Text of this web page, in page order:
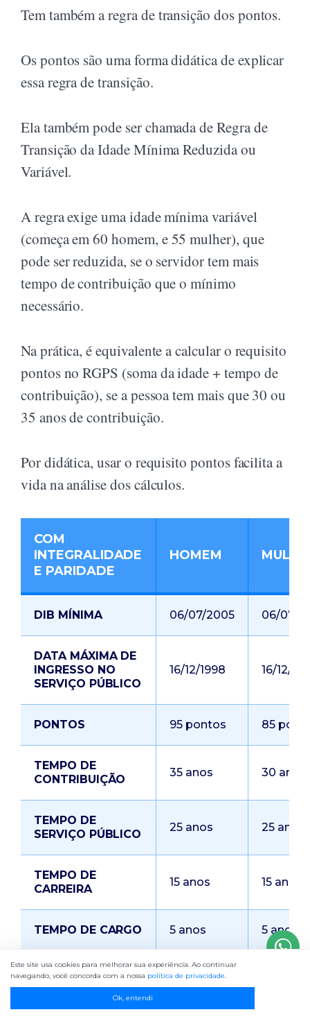
Tem também a regra de transição dos pontos.
Os pontos são uma forma didática de explicar
essa regra de transição.
Ela também pode ser chamada de Regra de
Transição da Idade Mínima Reduzida ou
Variável.
A regra exige uma idade mínima variável
(começa em 60 homem, e 55 mulher), que
pode ser reduzida, se o servidor tem mais
tempo de contribuição que o mínimo
necessário.
Na prática, é equivalente a calcular o requisito
pontos no RGPS (soma da idade + tempo de
contribuição), se a pessoa tem mais que 30 ou
35 anos de contribuição.
Por didática, usar o requisito pontos facilita a
vida na análise dos cálculos.
COM
INTEGRALIDADE
E PARIDADE
HOMEM
DIB MÍNIMA 06/07/2005 06/07/
DATA MÁXIMA DE
INGRESSO NO
SERVIÇO PÚBLICO
16/12/1998 16/12/
PONTOS 95 pontos 85
TEMPO DE
CONTRIBUIÇÃO
35 anos 30 anos
TEMPO DE
SERVIÇO PÚBLICO
25 anos 25 anos
TEMPO DE
CARREIRA
15 anos 15 anos
TEMPO DE CARGO 5 anos 5 anos
A idade mínima é variável, reduzindo de
Este site usa cookies para melhorar sua experiência. Ao continuar
navegando, você concorda com a nossa política de privacidade.
Ok, entendi